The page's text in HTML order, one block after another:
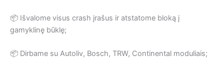
📦 Išvalome visus crash įrašus ir atstatome bloką į
gamyklinę būklę;
📦 Dirbame su Autoliv, Bosch, TRW, Continental moduliais;